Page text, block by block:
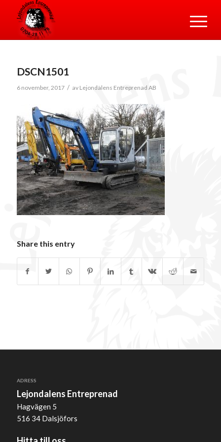
DSCN1501
6 november, 2017 / av Lejondalens Entreprenad AB
Share this entry
ADRESS
Lejondalens Entreprenad
Hagvägen 5
516 34 Dalsjöfors